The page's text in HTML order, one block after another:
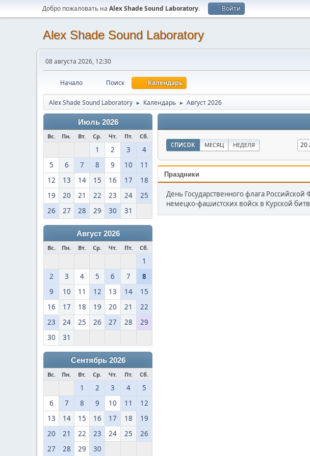
Добро пожаловать на Alex Shade Sound Laboratory. Войти
Alex Shade Sound Laboratory
08 августа 2026, 12:30
Начало Поиск Календарь
Alex Shade Sound Laboratory ► Календарь ► Август 2026
Июль 2026
Вс. Пн. Вт. Ср. Чт. Пт. Сб.
1 2 3
4
5
6 7 8 9 10
11
12
13 14 15 16 17
18
19
20 21 22 23 24
25
26
27 28 29 30 31
Август 2026
Вс. Пн. Вт. Ср. Чт. Пт. Сб.
1
2
3 4 5 6 7
8
9
10 11 12 13 14
15
16
17 18 19 20 21
22
23
24 25 26 27 28
29
30
31
Сентябрь 2026
Вс. Пн. Вт. Ср. Чт. Пт. Сб.
1 2 3 4
5
6
7 8 9 10 11
12
13
14 15 16 17 18
19
20
21 22 23 24 25
26
27
28 29 30
СПИСОК МЕСЯЦ НЕДЕЛЯ
Праздники
День Государственного флага
немецко-фашистских войск в Курской